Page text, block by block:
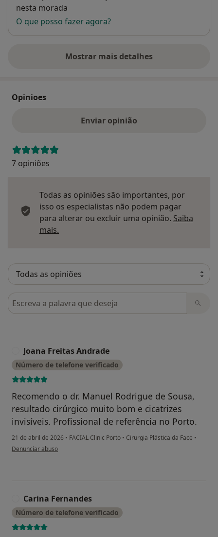
nesta morada
O que posso fazer agora?
Mostrar mais detalhes
sobre o endereço
Opinioes
Enviar opinião
7 opiniões
Todas as opiniões são importantes, por
isso os especialistas não podem pagar
para alterar ou excluir uma opinião. Saiba
mais.
Pesquisar em opiniões
Joana Freitas Andrade
Número de telefone verificado
Recomendo o dr. Manuel Rodrigue de Sousa,
resultado cirúrgico muito bom e cicatrizes
invisíveis. Profissional de referência no Porto.
21 de abril de 2026 • FACIAL Clinic Porto • Cirurgia Plástica da Face •
na opinião do utilizador Joana Freitas Andrade
Denunciar abuso
Carina Fernandes
Número de telefone verificado